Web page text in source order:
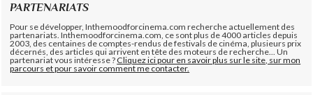
PARTENARIATS
Pour se développer, Inthemoodforcinema.com recherche actuellement des
partenariats. Inthemoodforcinema.com, ce sont plus de 4000 articles depuis
2003, des centaines de comptes-rendus de festivals de cinéma, plusieurs prix
décernés, des articles qui arrivent en tête des moteurs de recherche... Un
partenariat vous intéresse ?Cliquez ici pour en savoir plus sur le site, sur mon
parcours et pour savoir comment me contacter.